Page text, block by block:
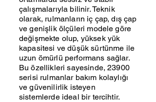
çalışmalarıyla bilinir. Teknik
olarak, rulmanların iç çap, dış çap
ve genişlik ölçüleri modele göre
değişmekte olup, yüksek yük
kapasitesi ve düşük sürtünme ile
uzun ömürlü performans sağlar.
Bu özellikleri sayesinde, 23900
serisi rulmanlar bakım kolaylığı
ve güvenilirlik isteyen
sistemlerde ideal bir tercihtir.